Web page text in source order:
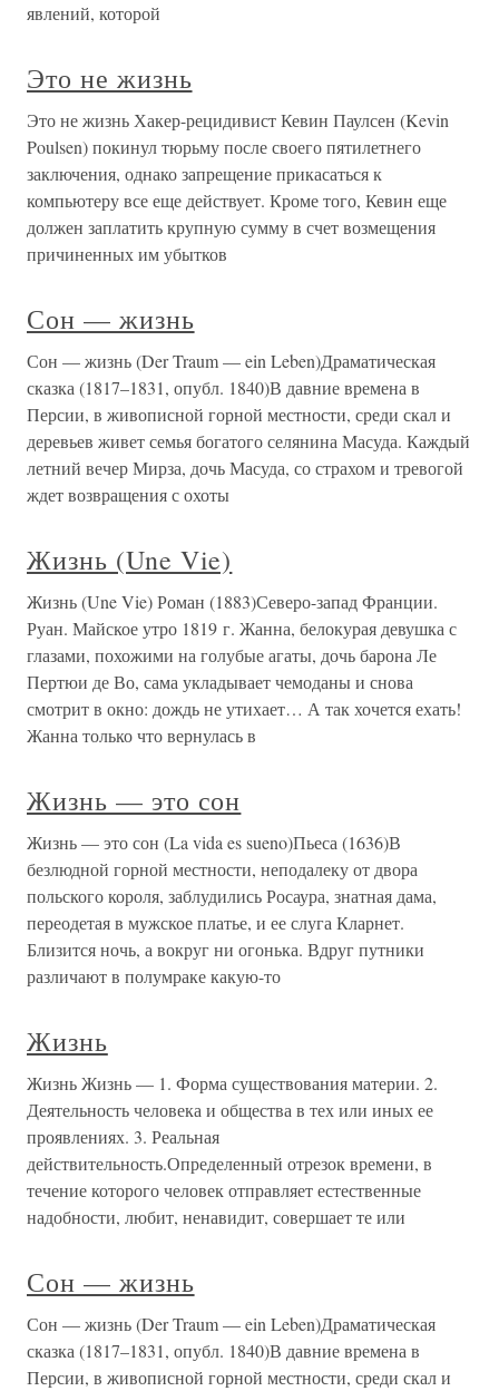
явлений, которой
Это не жизнь
Это не жизнь Хакер-рецидивист Кевин Паулсен (Kevin
Poulsen) покинул тюрьму после своего пятилетнего
заключения, однако запрещение прикасаться к
компьютеру все еще действует. Кроме того, Кевин еще
должен заплатить крупную сумму в счет возмещения
причиненных им убытков
Сон — жизнь
Сон — жизнь (Der Traum — ein Leben)Драматическая
сказка (1817–1831, опубл. 1840)В давние времена в
Персии, в живописной горной местности, среди скал и
деревьев живет семья богатого селянина Масуда. Каждый
летний вечер Мирза, дочь Масуда, со страхом и тревогой
ждет возвращения с охоты
Жизнь (Une Vie)
Жизнь (Une Vie) Роман (1883)Северо-запад Франции.
Руан. Майское утро 1819 г. Жанна, белокурая девушка с
глазами, похожими на голубые агаты, дочь барона Ле
Пертюи де Во, сама укладывает чемоданы и снова
смотрит в окно: дождь не утихает… А так хочется ехать!
Жанна только что вернулась в
Жизнь — это сон
Жизнь — это сон (La vida es sueno)Пьеса (1636)В
безлюдной горной местности, неподалеку от двора
польского короля, заблудились Росаура, знатная дама,
переодетая в мужское платье, и ее слуга Кларнет.
Близится ночь, а вокруг ни огонька. Вдруг путники
различают в полумраке какую-то
Жизнь
Жизнь Жизнь — 1. Форма существования материи. 2.
Деятельность человека и общества в тех или иных ее
проявлениях. 3. Реальная
действительность.Определенный отрезок времени, в
течение которого человек отправляет естественные
надобности, любит, ненавидит, совершает те или
Сон — жизнь
Сон — жизнь (Der Traum — ein Leben)Драматическая
сказка (1817–1831, опубл. 1840)В давние времена в
Персии, в живописной горной местности, среди скал и